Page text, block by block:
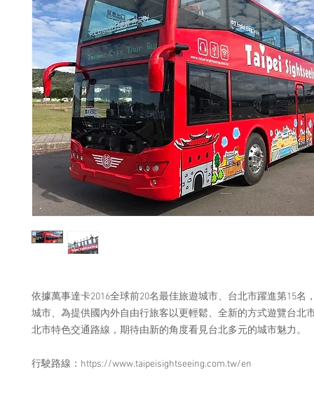
依據萬事達卡2016全球前20名最佳旅遊城市、台北市躍進第15名
城市、為提供國內外自由行旅客以更輕鬆、全新的方式遊覽台北
北市特色交通路線，期待由新的角度看見台北多元的城市魅力。
行駛路線：https://www.taipeisightseeing.com.tw/en